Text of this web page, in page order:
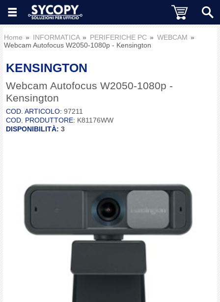
Home INFORMATICA PERIFERICHE PC
WEBCAM
Webcam Autofocus W2050-1080p - Kensington
KENSINGTON
Webcam Autofocus W2050-1080p -
Kensington
COD. ARTICOLO: 97211
COD. PRODUTTORE: K81176WW
DISPONIBILITÀ: 3